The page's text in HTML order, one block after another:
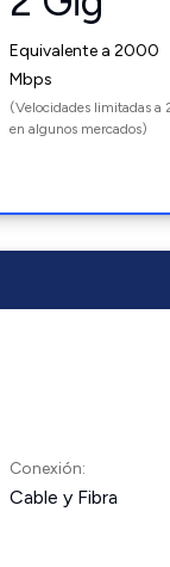
Equivalente a 2000
Mbps
(Velocidades limitadas a
en algunos mercados)
Conexión:
Cable y Fibra